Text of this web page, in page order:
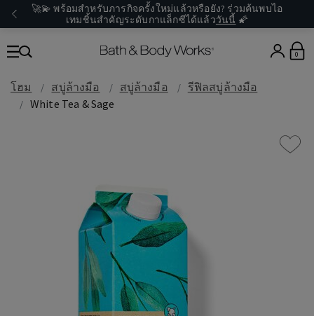
🚀💫 พร้อมสำหรับภารกิจครั้งใหม่แล้วหรือยัง? ร่วมค้นพบไอ
เทมชิ้นสำคัญระดับกาแล็กซีได้แล้ววันนี้ 🌠
0
โฮม สบู่ล้างมือ สบู่ล้างมือ
รีฟิลสบู่ล้างมือ
White Tea & Sage